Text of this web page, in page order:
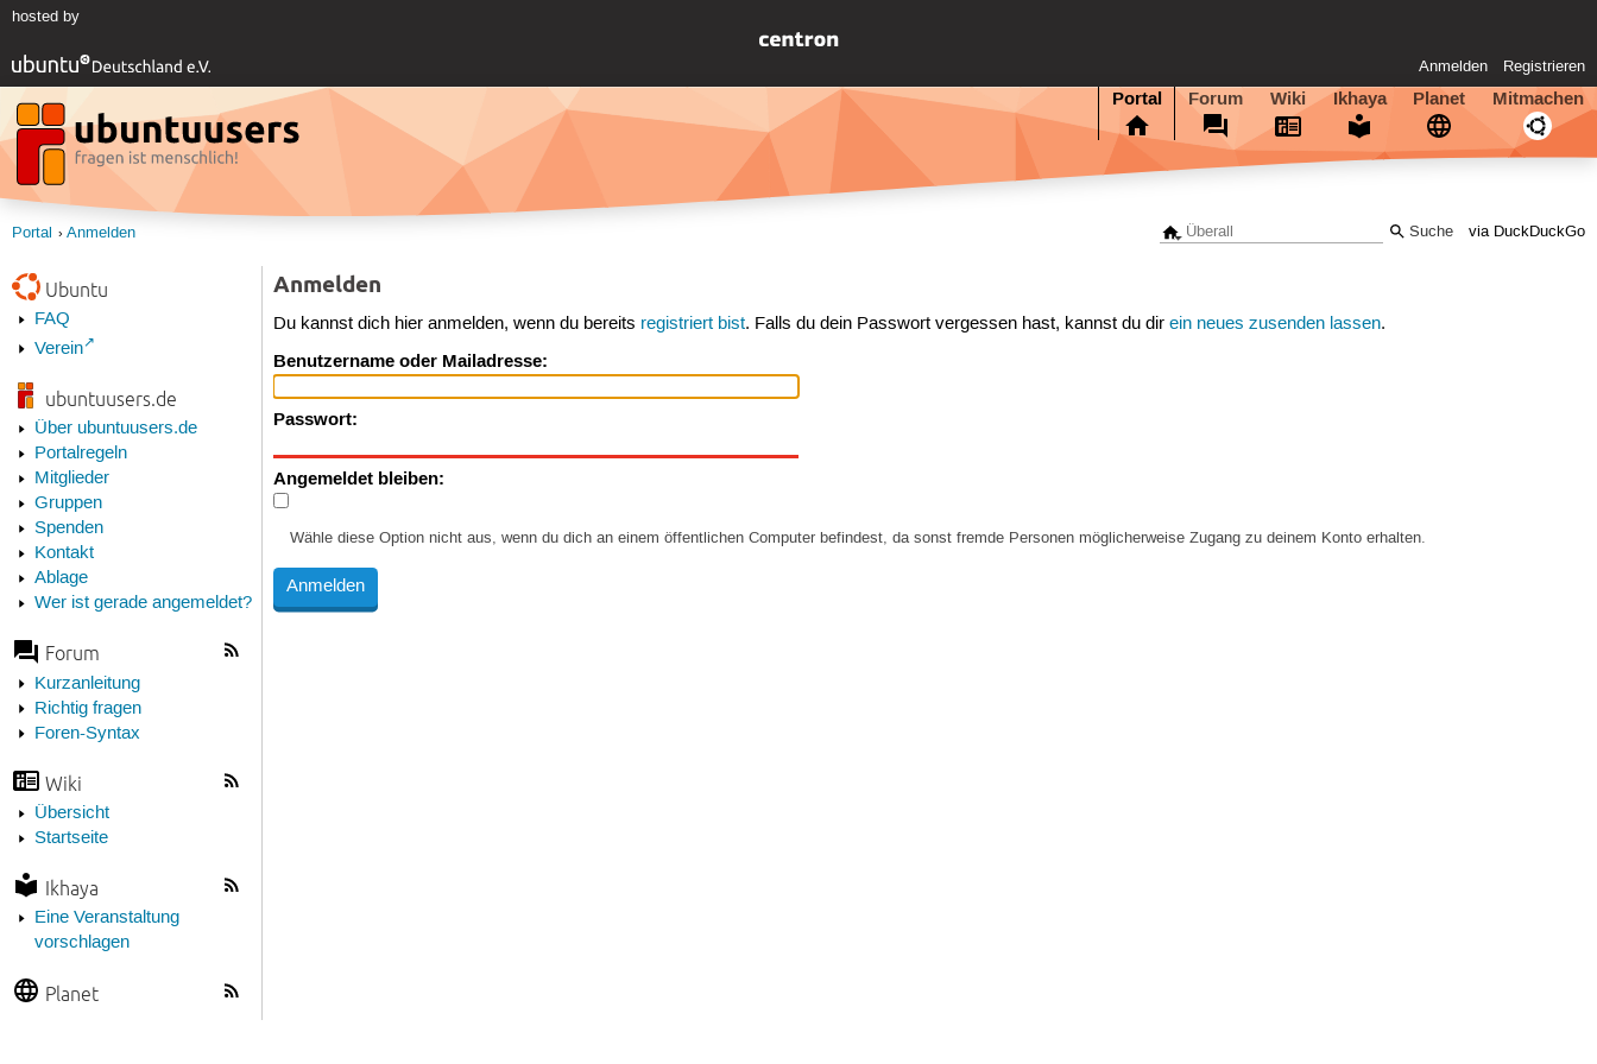
hosted by
Anmelden Registrieren
Portal Forum Wiki Ikhaya Planet Mitmachen
via DuckDuckGo
Portal Anmelden
Ubuntu
FAQ
Verein
ubuntuusers.de
Über ubuntuusers.de
Portalregeln
Mitglieder
Gruppen
Spenden
Kontakt
Ablage
Wer ist gerade angemeldet?
Forum
Kurzanleitung
Richtig fragen
Foren-Syntax
Wiki
Übersicht
Startseite
Ikhaya
Eine Veranstaltung
vorschlagen
Planet
Anmelden
Du kannst dich hier anmelden, wenn du bereits registriert bist. Falls du dein Passwort vergessen hast, kannst du direin neues zusenden lassen.
Benutzername oder Mailadresse:
Passwort:
Angemeldet bleiben:
Wähle diese Option nicht aus, wenn du dich an einem öffentlichen Computer befindest, da sonst fremde Personen möglicherweise Zugang zu deinem Konto erhalten.